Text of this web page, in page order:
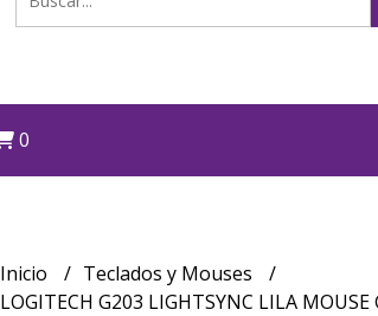
0
Inicio
Teclados y Mouses
LOGITECH G203 LIGHTSYNC LILA MOUSE